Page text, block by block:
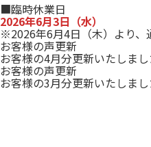
■臨時休業日
2026年6月3日（水）
※2026年6月4日（木）より、
お客様の声更新
お客様の4月分更新いたしまし
お客様の声更新
お客様の3月分更新いたしまし